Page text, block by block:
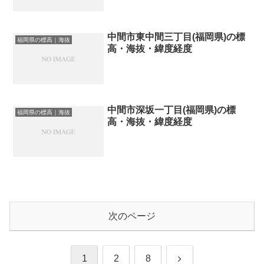
福岡県の標高｜海抜
中間市東中間三丁目(福岡県)の標
高・海抜・緯度経度
福岡県の標高｜海抜
中間市深坂一丁目(福岡県)の標
高・海抜・緯度経度
次のページ
1 2 8 次